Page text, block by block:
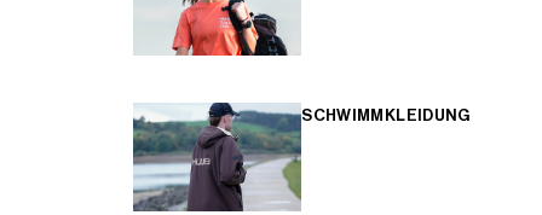
SCHWIMMKLEIDUNG